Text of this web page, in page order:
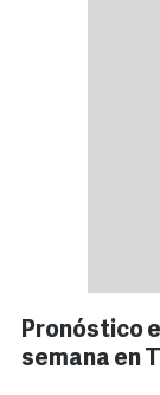
Pronóstico
semana en